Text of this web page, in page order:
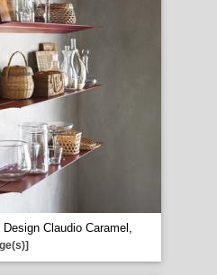
Design Claudio Caramel,